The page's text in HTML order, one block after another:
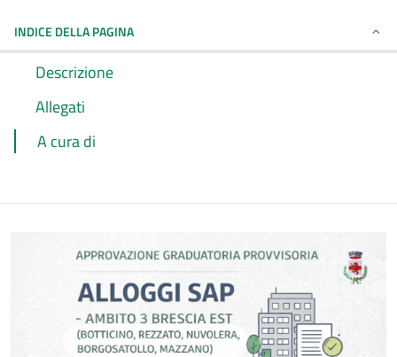
INDICE DELLA PAGINA
Descrizione
Allegati
A cura di